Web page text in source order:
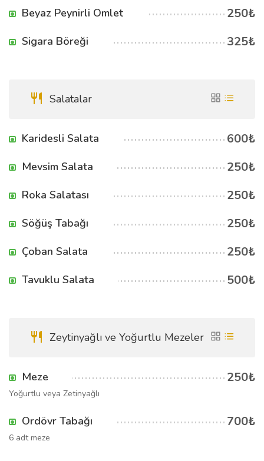
Beyaz Peynirli Omlet 250₺
Sigara Böreği 325₺
Salatalar
Karidesli Salata 600₺
Mevsim Salata 250₺
Roka Salatası 250₺
Söğüş Tabağı 250₺
Çoban Salata 250₺
Tavuklu Salata 500₺
Zeytinyağlı ve Yoğurtlu Mezeler
Meze 250₺
Yoğurtlu veya Zetinyağlı
Ordövr Tabağı 700₺
6 adt meze